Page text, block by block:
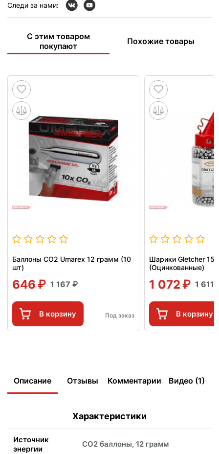
Следи за нами:
С этим товаром
покупают
Похожие товары
Баллоны СО2 Umarex 12 грамм (10
шт)
646 1 167
В корзину Под заказ
Шарики Gletcher
(Оцинкованные)
1 072 1 611
В корзину
Описание Отзывы Комментарии Видео (1)
Характеристики
Источник
энергии
CO2 баллоны, 12 грамм